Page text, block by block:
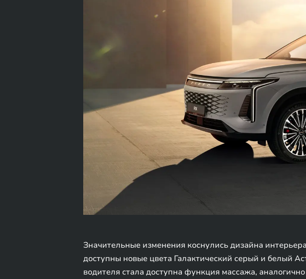
Значительные изменения коснулись дизайна
доступны новые цвета Галактический серый и белый
водителя стала доступна функция массажа,